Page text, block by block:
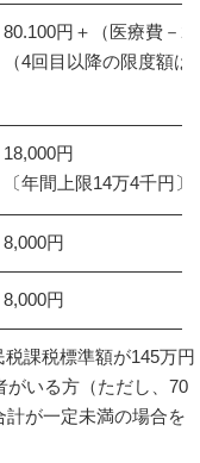
80.100円＋（医療費－
（4回目以降の限度額は
18,000円
〔年間上限14万4千円
8,000円
8,000円
課税標準額が145万円
がいる方（ただし、70
が一定未満の場合を